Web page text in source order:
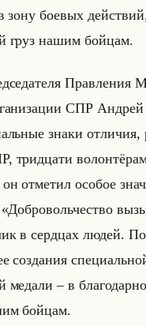
зону бо­евых
груз нашим бойцам.
Прав­ле­ния
СПР
знаки от­ли­чия,
от­ме­тил осо­бое
в сердцах людей.
создания
медали – в
бойцам.